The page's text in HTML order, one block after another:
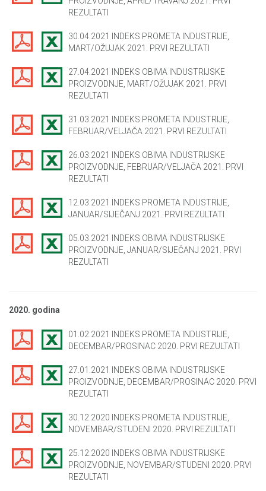
REZULTATI
30.04.2021 INDEKS PROMETA INDUSTRIJE,
MART/OŽUJAK 2021. PRVI REZULTATI
27.04.2021 INDEKS OBIMA INDUSTRIJSKE
PROIZVODNJE, MART/OŽUJAK 2021. PRVI
REZULTATI
31.03.2021 INDEKS PROMETA INDUSTRIJE,
FEBRUAR/VELJAČA 2021. PRVI REZULTATI
26.03.2021 INDEKS OBIMA INDUSTRIJSKE
PROIZVODNJE, FEBRUAR/VELJAČA 2021. PRVI
REZULTATI
12.03.2021 INDEKS PROMETA INDUSTRIJE,
JANUAR/SIJEČANJ 2021. PRVI REZULTATI
05.03.2021 INDEKS OBIMA INDUSTRIJSKE
PROIZVODNJE, JANUAR/SIJEČANJ 2021. PRVI
REZULTATI
2020. godina
01.02.2021 INDEKS PROMETA INDUSTRIJE,
DECEMBAR/PROSINAC 2020. PRVI REZULTATI
27.01.2021 INDEKS OBIMA INDUSTRIJSKE
PROIZVODNJE, DECEMBAR/PROSINAC 2020. PRVI
REZULTATI
30.12.2020 INDEKS PROMETA INDUSTRIJE,
NOVEMBAR/STUDENI 2020. PRVI REZULTATI
25.12.2020 INDEKS OBIMA INDUSTRIJSKE
PROIZVODNJE, NOVEMBAR/STUDENI 2020. PRVI
REZULTATI